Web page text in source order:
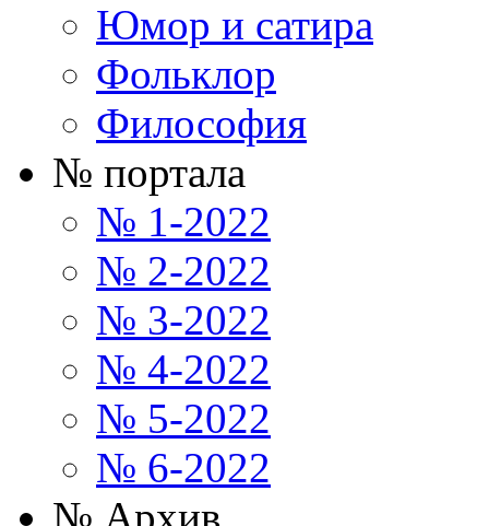
Юмор и сатира
Фольклор
Философия
№ портала
№ 1-2022
№ 2-2022
№ 3-2022
№ 4-2022
№ 5-2022
№ 6-2022